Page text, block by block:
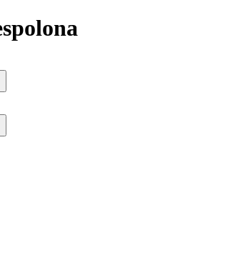
istotne i interesujące dla poszczególnych użytkowników i
Nieklasyfikowane pliki cookie, to pliki, które są w procesie